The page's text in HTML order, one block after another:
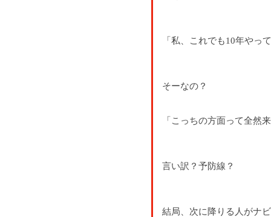
「私、これでも10年やっ
そーなの？
「こっちの方面って全然
言い訳？予防線？
結局、次に降りる人がナ